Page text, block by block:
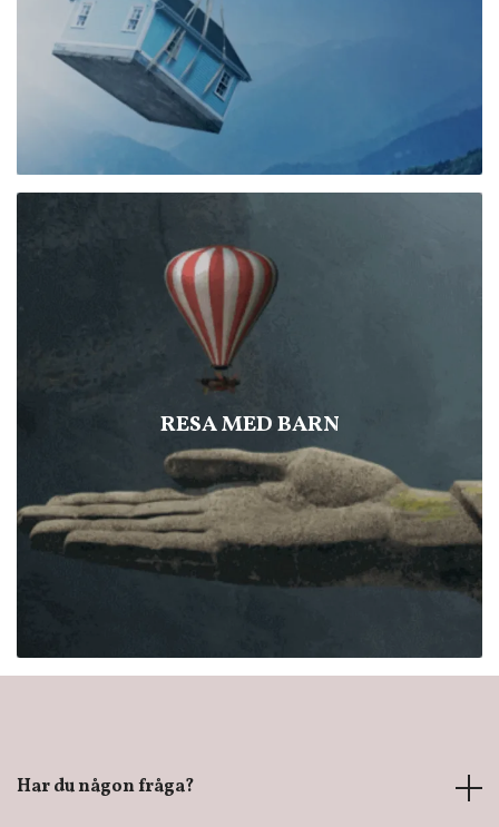
RESA MED BARN
Har du någon fråga?